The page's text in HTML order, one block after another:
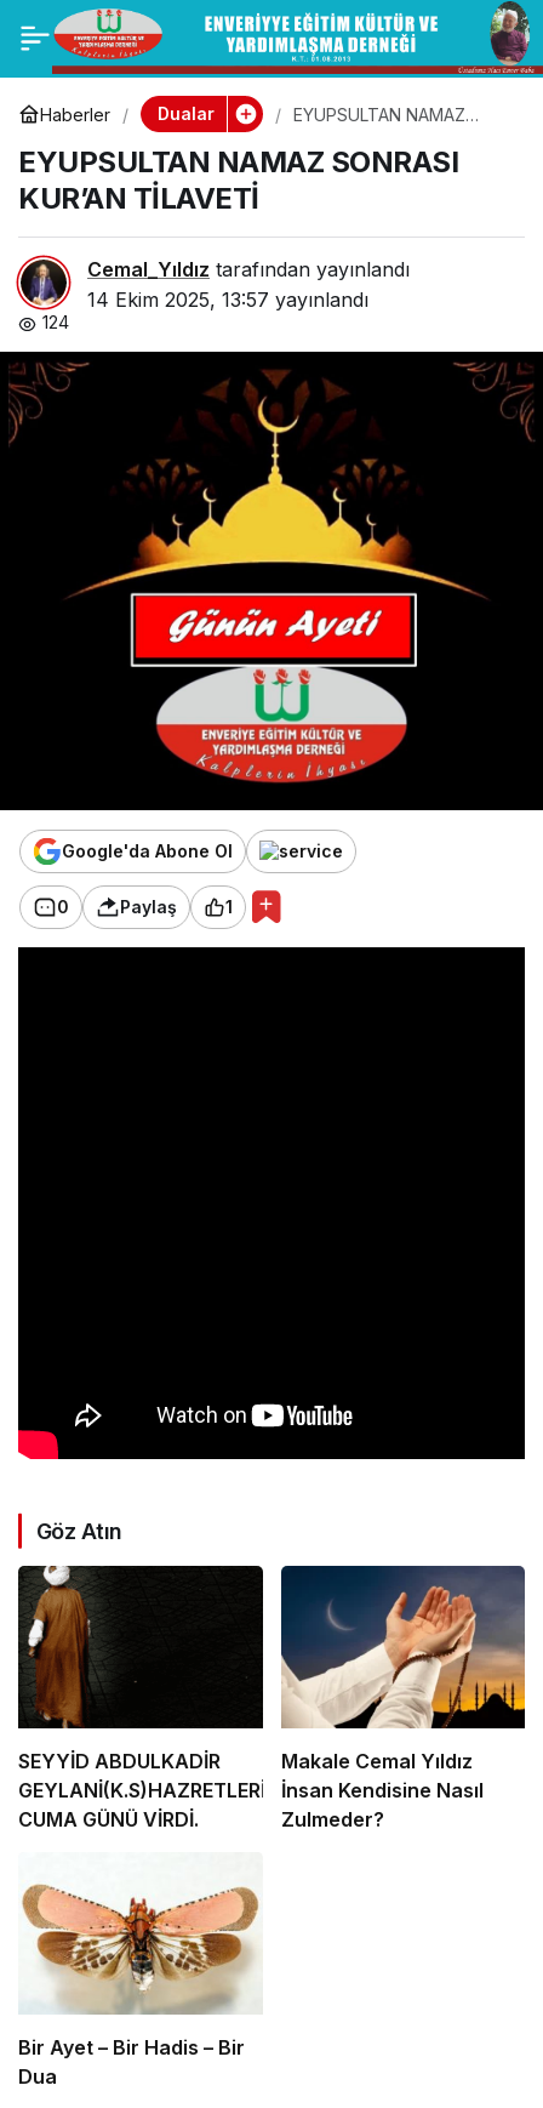
Haberler Dualar
EYUPSULTAN NAMAZ
EYUPSULTAN NAMAZ SONRASI
KUR’AN TİLAVETİ
Cemal_Yıldız tarafından yayınlandı
14 Ekim 2025, 13:57 yayınlandı
124
Google'da Abone Ol
0 Paylaş 1
Göz Atın
SEYYİD ABDULKADİR
GEYLANİ(K.S)HAZRETLERİNİN.
CUMA GÜNÜ VİRDİ.
Makale Cemal Yıldız
İnsan Kendisine Nasıl
Zulmeder?
Bir Ayet – Bir Hadis – Bir
Dua
GÜNÜN FETVASI 0 Paylaş